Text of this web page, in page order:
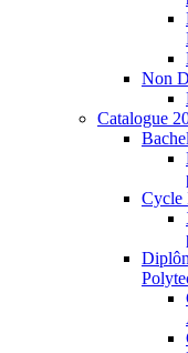
Non
Catalogue
Cycle